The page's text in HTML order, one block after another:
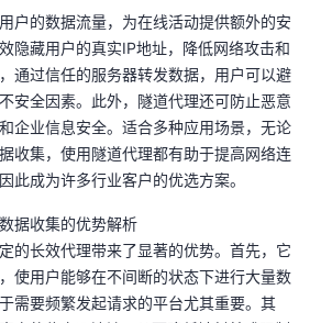
户的数据流量，为在线活动提供额外的安
隐藏用户的真实IP地址，降低网络攻击和
通过信任的服务器转发数据，用户可以避
安全因素。此外，隧道代理还可防止恶意
企业信息安全。适合多种应用场景，无论
收集，使用隧道代理都有助于提高网络连
此成为许多行业客户的优选方案。
据收集的优势解析
的长效代理带来了显著的优势。首先，它
使用户能够在不间断的状态下进行大量数
需要频繁发起请求的平台尤其重要。其